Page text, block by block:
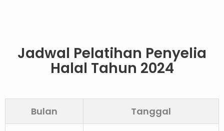
Jadwal Pelatihan Penyelia
Halal Tahun 2024
Bulan
Tanggal